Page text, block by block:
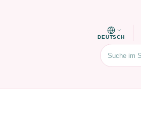
DEUTSCH